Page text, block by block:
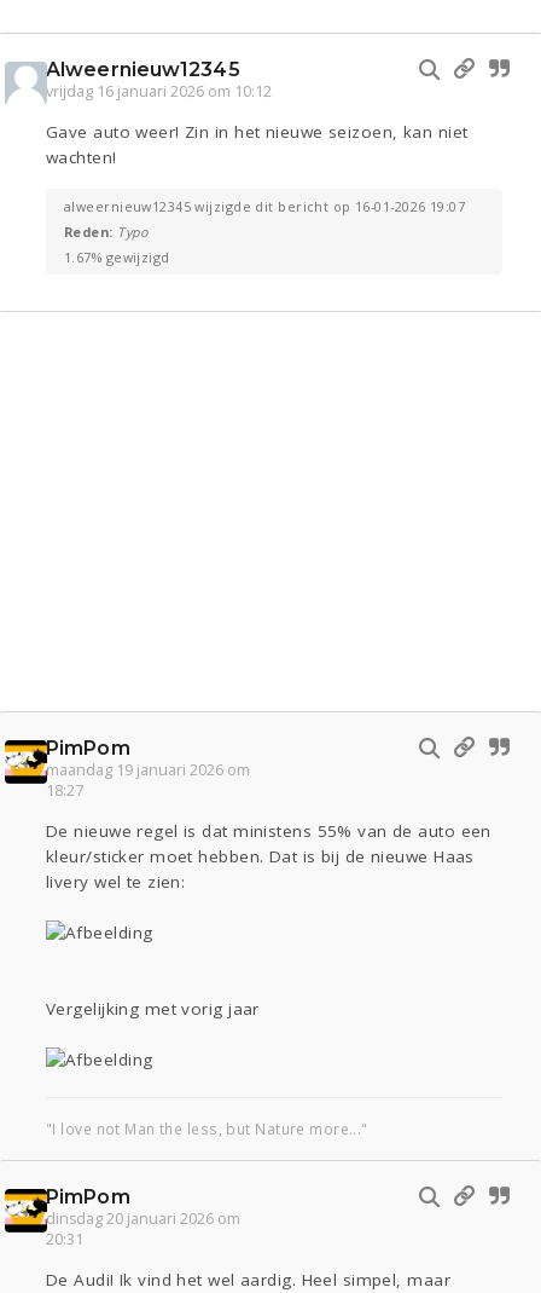
Alweernieuw12345
vrijdag 16 januari 2026 om 10:12
Gave auto weer! Zin in het nieuwe seizoen, kan niet
wachten!
alweernieuw12345 wijzigde dit bericht op 16-01-2026 19:07
Reden: Typo
1.67% gewijzigd
PimPom
maandag 19 januari 2026 om
18:27
De nieuwe regel is dat ministens 55% van de auto een
kleur/sticker moet hebben. Dat is bij de nieuwe Haas
livery wel te zien:
Vergelijking met vorig jaar
"I love not Man the less, but Nature more..."
PimPom
dinsdag 20 januari 2026 om
20:31
De Audi! Ik vind het wel aardig. Heel simpel, maar